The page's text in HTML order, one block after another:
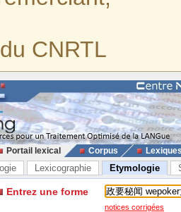
CNRTL
Portail lexical Corpus
Lexicographie Etymologie
Entrez une forme
notices corrigées